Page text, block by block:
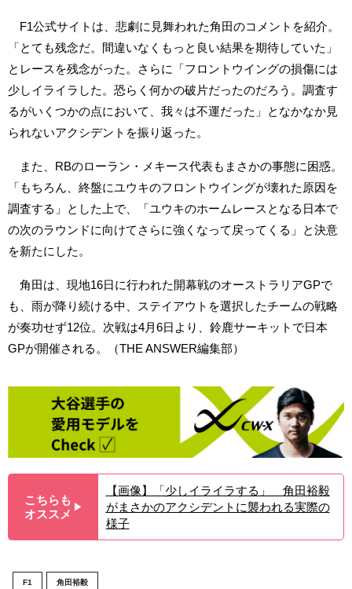
F1公式サイトは、悲劇に見舞われた角田のコメントを紹介。
「とても残念だ。間違いなくもっと良い結果を期待していた」
とレースを残念がった。さらに「フロントウイングの損傷には
少しイライラした。恐らく何かの破片だったのだろう。調査す
るがいくつかの点において、我々は不運だった」となかなか見
られないアクシデントを振り返った。
また、RBのローラン・メキース代表もまさかの事態に困惑。
「もちろん、終盤にユウキのフロントウイングが壊れた原因を
調査する」とした上で、「ユウキのホームレースとなる日本で
の次のラウンドに向けてさらに強くなって戻ってくる」と決意
を新たにした。
角田は、現地16日に行われた開幕戦のオーストラリアGPで
も、雨が降り続ける中、ステイアウトを選択したチームの戦略
が奏功せず12位。次戦は4月6日より、鈴鹿サーキットで日本
GPが開催される。（THE ANSWER編集部）
こちらも
オススメ ▶︎
【画像】「少しイライラする」 角田裕毅
がまさかのアクシデントに襲われる実際の
様子
F1 角田裕毅